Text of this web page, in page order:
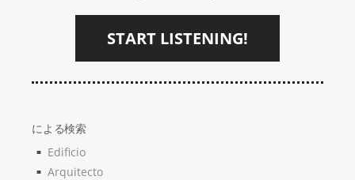
START LISTENING!
による検索
Edificio
Arquitecto